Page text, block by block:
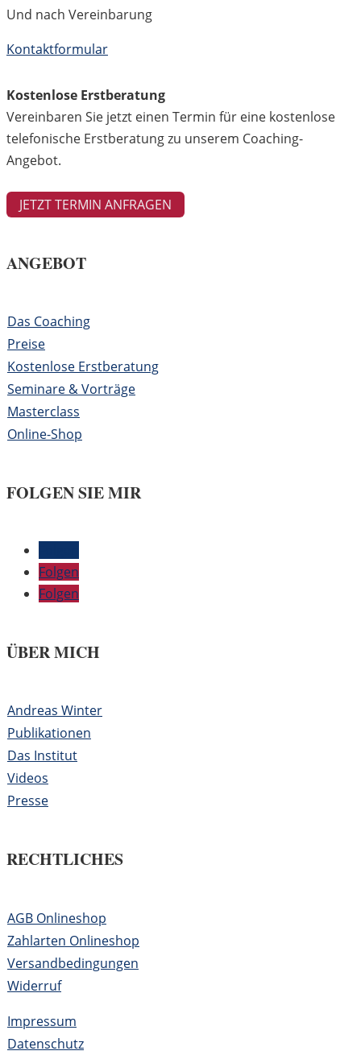
Und nach Vereinbarung
Kontaktformular
Kostenlose Erstberatung
Vereinbaren Sie jetzt einen Termin für eine kostenlose
telefonische Erstberatung zu unserem Coaching-
Angebot.
JETZT TERMIN ANFRAGEN
ANGEBOT
Das Coaching
Preise
Kostenlose Erstberatung
Seminare & Vorträge
Masterclass
Online-Shop
FOLGEN SIE MIR
Folgen
Folgen
ÜBER MICH
Andreas Winter
Publikationen
Das Institut
Videos
Presse
RECHTLICHES
AGB Onlineshop
Zahlarten Onlineshop
Versandbedingungen
Widerruf
Impressum
Datenschutz